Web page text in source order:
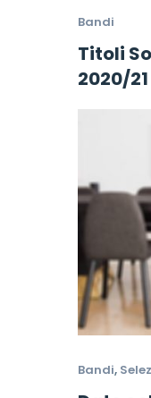
Bandi
Titoli
2020/21
Bandi,